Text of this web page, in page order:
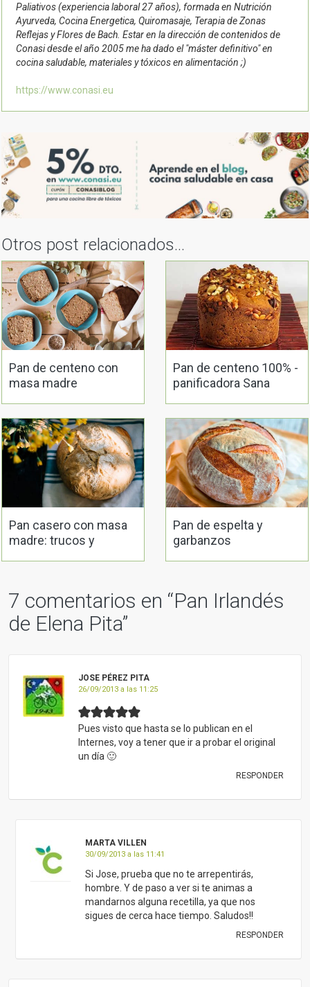
Paliativos (experiencia laboral 27 años), formada en Nutrición
Ayurveda, Cocina Energetica, Quiromasaje, Terapia de Zonas
Reflejas y Flores de Bach. Estar en la dirección de contenidos de
Conasi desde el año 2005 me ha dado el "máster definitivo" en
cocina saludable, materiales y tóxicos en alimentación ;)
https://www.conasi.eu
Otros post relacionados...
Pan de centeno con
masa madre
Pan de centeno 100% -
panificadora Sana
Pan casero con masa
madre: trucos y
Pan de espelta y
garbanzos
7 comentarios en “Pan Irlandés
de Elena Pita”
JOSE PÉREZ PITA
26/09/2013 a las 11:25
Pues visto que hasta se lo publican en el
Internes, voy a tener que ir a probar el original
un día 🙂
RESPONDER
MARTA VILLEN
30/09/2013 a las 11:41
Si Jose, prueba que no te arrepentirás,
hombre. Y de paso a ver si te animas a
mandarnos alguna recetilla, ya que nos
sigues de cerca hace tiempo. Saludos!!
RESPONDER